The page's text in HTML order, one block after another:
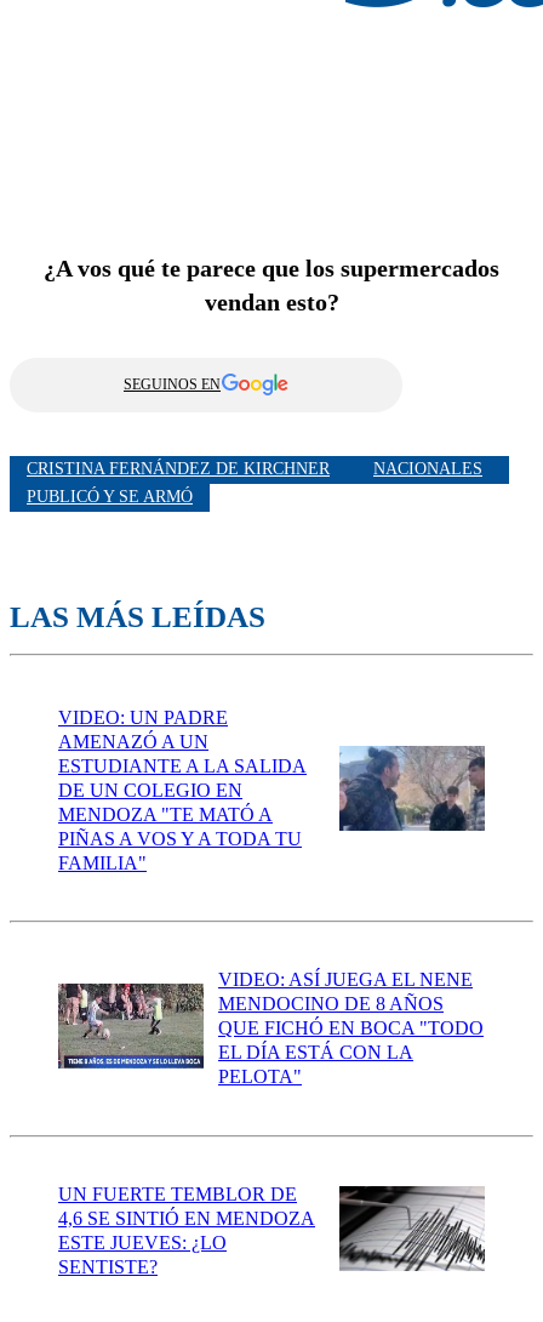
¿A vos qué te parece que los supermercados
vendan esto?
SEGUINOS EN
CRISTINA FERNÁNDEZ DE KIRCHNER
NACIONALES
PUBLICÓ Y SE ARMÓ
LAS MÁS LEÍDAS
VIDEO: UN PADRE
AMENAZÓ A UN
ESTUDIANTE A LA SALIDA
DE UN COLEGIO EN
MENDOZA "TE MATÓ A
PIÑAS A VOS Y A TODA TU
FAMILIA"
VIDEO: ASÍ JUEGA EL NENE
MENDOCINO DE 8 AÑOS
QUE FICHÓ EN BOCA "TODO
EL DÍA ESTÁ CON LA
PELOTA"
UN FUERTE TEMBLOR DE
4,6 SE SINTIÓ EN MENDOZA
ESTE JUEVES: ¿LO
SENTISTE?